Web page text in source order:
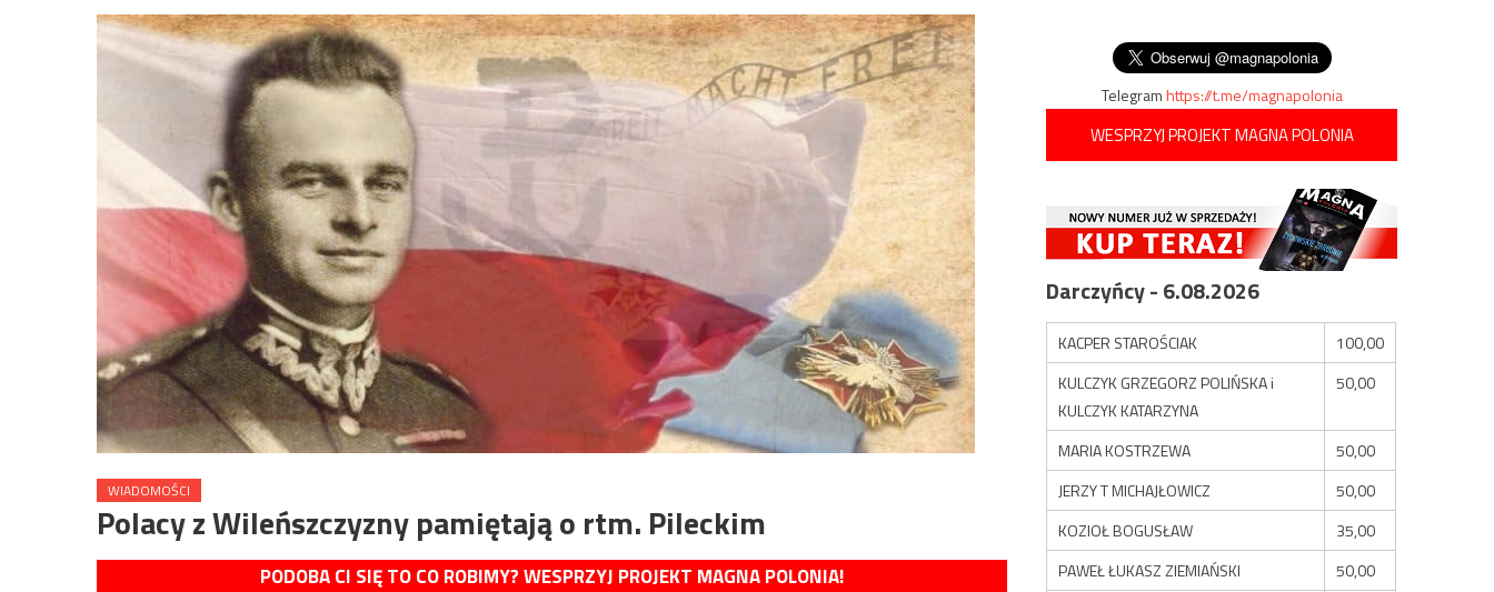
WIADOMOŚCI
Polacy z Wileńszczyzny pamiętają o rtm. Pileckim
PODOBA CI SIĘ TO CO ROBIMY? WESPRZYJ PROJEKT MAGNA POLONIA!
Telegramhttps://t.me/magnapolonia
WESPRZYJ PROJEKT MAGNA POLONIA
Darczyńcy - 6.08.2026
KACPER STAROŚCIAK
100,00
KULCZYK GRZEGORZ POLIŃSKA i
KULCZYK KATARZYNA
50,00
MARIA KOSTRZEWA
50,00
JERZY T MICHAJŁOWICZ
50,00
KOZIOŁ BOGUSŁAW
35,00
PAWEŁ ŁUKASZ ZIEMIAŃSKI
50,00